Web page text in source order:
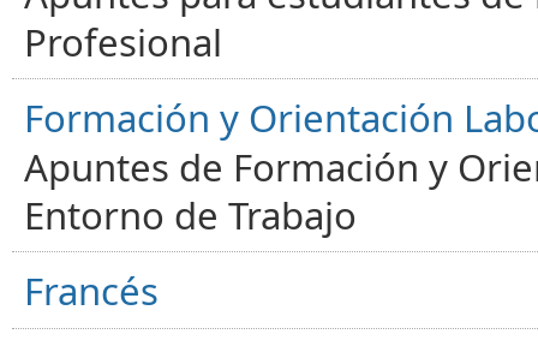
Profesional
Formación y Orientación
Apuntes de Formación y
Entorno de Trabajo
Francés